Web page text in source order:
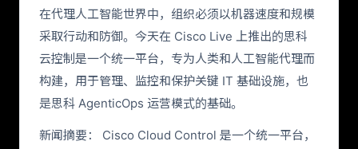
在代理人工智能世界中，组织必须以机器速度和规模
采取行动和防御。今天在 Cisco Live 上推出的思科
云控制是一个统一平台，专为人类和人工智能代理而
构建，用于管理、监控和保护关键 IT 基础设施，也
是思科 AgenticOps 运营模式的基础。
新闻摘要： Cisco Cloud Control 是一个统一平台，